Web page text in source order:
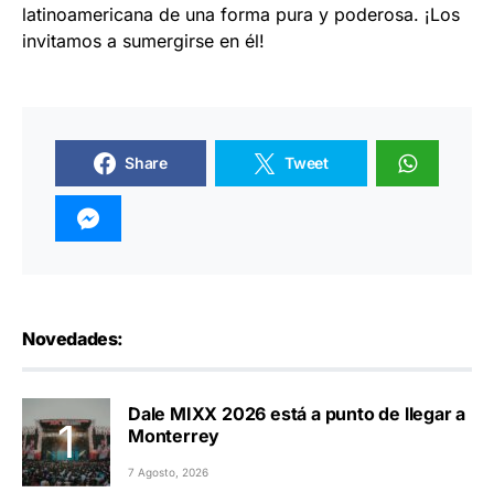
latinoamericana de una forma pura y poderosa. ¡Los
invitamos a sumergirse en él!
Share Tweet
Novedades:
Dale MIXX 2026 está a punto de llegar a
Monterrey
7 Agosto, 2026